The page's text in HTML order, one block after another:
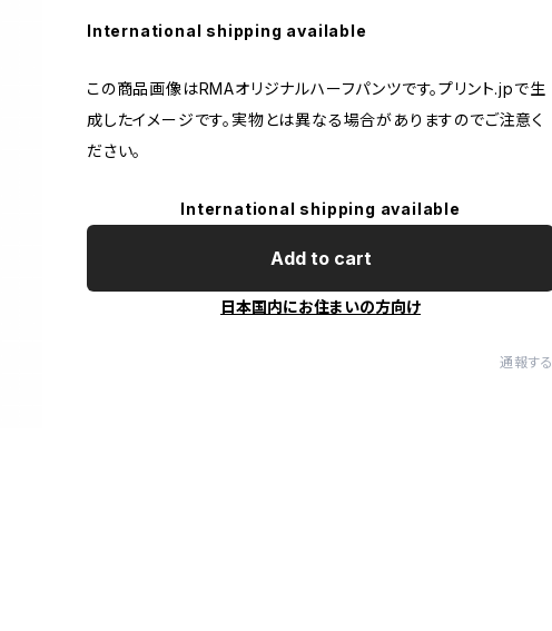
International shipping available
この商品画像はRMAオリジナルハーフパンツです。プリント.jpで生
成したイメージです。実物とは異なる場合がありますのでご注意く
ださい。
International shipping available
Add to cart
日本国内にお住まいの方向け
通報する